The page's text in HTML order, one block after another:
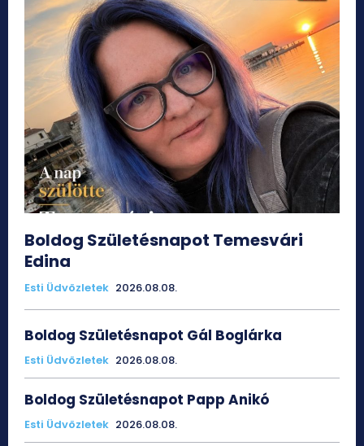
Boldog Születésnapot Temesvári
Edina
Esti Üdvözletek 2026.08.08.
Boldog Születésnapot Gál Boglárka
Esti Üdvözletek 2026.08.08.
Boldog Születésnapot Papp Anikó
Esti Üdvözletek 2026.08.08.